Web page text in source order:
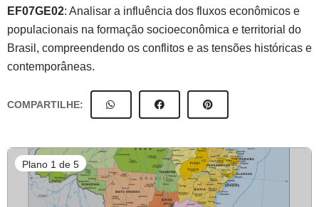
EF07GE02: Analisar a influência dos fluxos econômicos e
populacionais na formação socioeconômica e territorial do
Brasil, compreendendo os conflitos e as tensões históricas e
contemporâneas.
COMPARTILHE:
Plano 1 de 5